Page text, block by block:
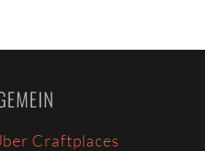
Craftplaces